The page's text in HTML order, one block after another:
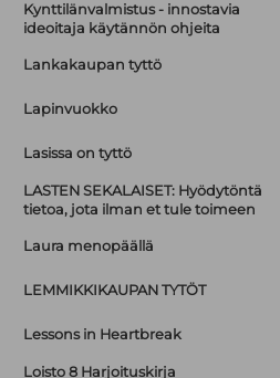
Kynttilänvalmistus - innostavia
ideoitaja käytännön ohjeita
Lankakaupan tyttö
Lapinvuokko
Lasissa on tyttö
LASTEN SEKALAISET: Hyödytöntä
tietoa, jota ilman et tule toimeen
Laura menopäällä
LEMMIKKIKAUPAN TYTÖT
Lessons in Heartbreak
Loisto 8 Harjoituskirja